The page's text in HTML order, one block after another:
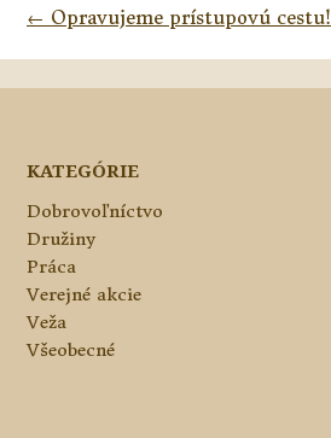
Navigácia
← Opravujeme prístupovú cestu!
KATEGÓRIE
Dobrovoľníctvo
Družiny
Práca
Verejné akcie
Veža
Všeobecné